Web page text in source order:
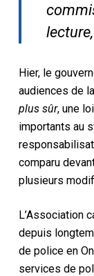
Hier, le
audiences de
plus sûr, une
importants au
comparu
plusieurs
L’Association
depuis
de police en
services de